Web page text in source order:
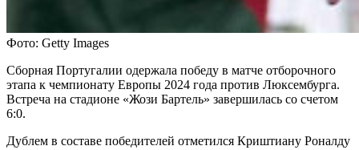
Фото: Getty Images
Сборная Португалии одержала победу в матче отборочного
этапа к чемпионату Европы 2024 года против Люксембурга.
Встреча на стадионе «Жози Бартель» завершилась со счетом
6:0.
Дублем в составе победителей отметился Криштиану Роналду